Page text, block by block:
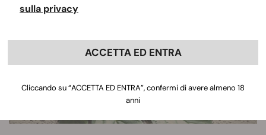
sulla privacy
ACCETTA ED ENTRA
Cliccando su “ACCETTA ED ENTRA”, confermi di avere almeno 18
anni